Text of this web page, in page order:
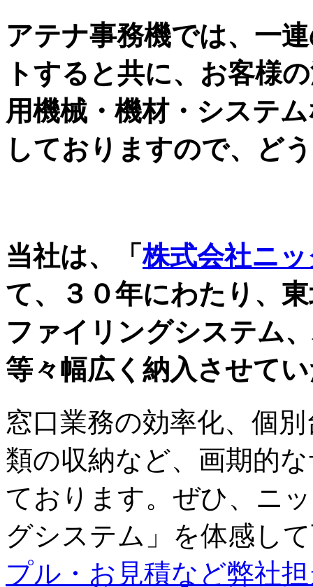
アテナ事務機では、一
トすると共に、お客様
用機械・機材・システ
しておりますので、ど
当社は、「株式会社ニ
て、３０年にわたり、
ファイリングシステム
等々幅広く納入させて
窓口業務の効率化、個
類の収納など、画期的
ております。ぜひ、ニ
グシステム」を体感し
プル・お見積など弊社